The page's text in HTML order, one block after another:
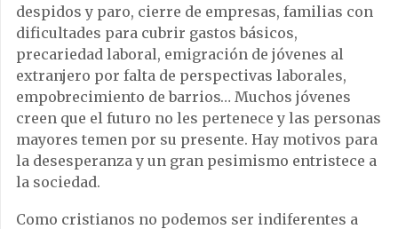
despidos y paro, cierre de empresas, familias con
dificultades para cubrir gastos básicos,
precariedad laboral, emigración de jóvenes al
extranjero por falta de perspectivas laborales,
empobrecimiento de barrios… Muchos jóvenes
creen que el futuro no les pertenece y las personas
mayores temen por su presente. Hay motivos para
la desesperanza y un gran pesimismo entristece a
la sociedad.
Como cristianos no podemos ser indiferentes a